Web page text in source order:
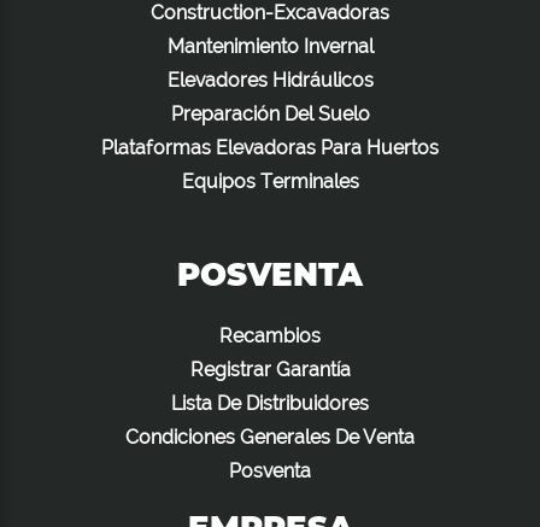
Construction-Excavadoras
Mantenimiento Invernal
Elevadores Hidráulicos
Preparación Del Suelo
Plataformas Elevadoras Para Huertos
Equipos Terminales
POSVENTA
Recambios
Registrar Garantía
Lista De Distribuidores
Condiciones Generales De Venta
Posventa